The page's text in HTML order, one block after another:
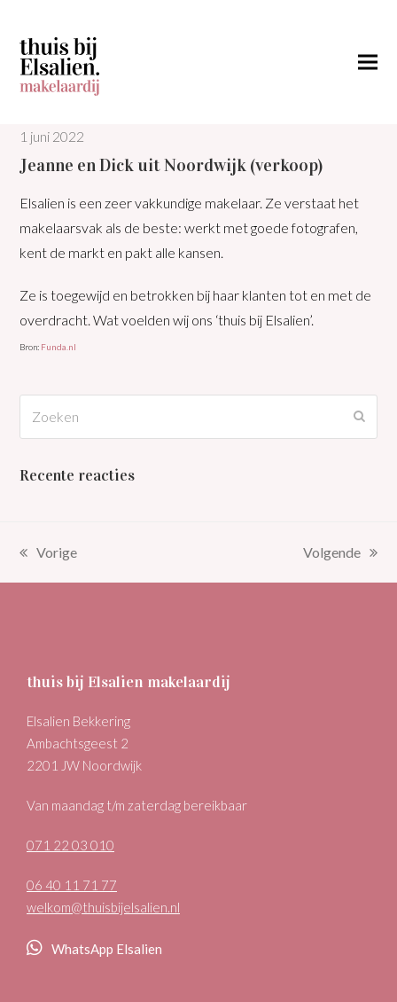
1 juni 2022
Jeanne en Dick uit Noordwijk (verkoop)
Elsalien is een zeer vakkundige makelaar. Ze verstaat het
makelaarsvak als de beste: werkt met goede fotografen,
kent de markt en pakt alle kansen.
Ze is toegewijd en betrokken bij haar klanten tot en met de
overdracht. Wat voelden wij ons ‘thuis bij Elsalien’.
Bron: Funda.nl
Recente reacties
previous
Vorige
next
Volgende
thuis bij Elsalien makelaardij
Elsalien Bekkering
Ambachtsgeest 2
2201 JW Noordwijk
Van maandag t/m zaterdag bereikbaar
071 22 03 010
06 40 11 71 77
welkom@thuisbijelsalien.nl
WhatsApp Elsalien